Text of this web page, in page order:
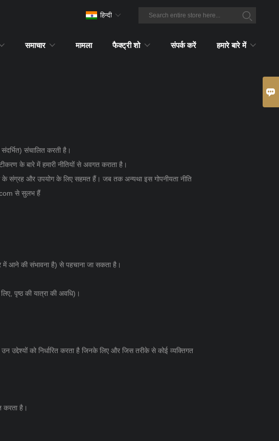
समाचार मामला फैक्ट्री शो संपर्क करें हमारे बारे में
हिन्दी
संचालित करती है।
के बारे में हमारी नीतियों से अवगत कराता है।
संग्रह और उपयोग के लिए सहमत हैं। जब तक अन्यथा इस गोपनीयता नीति
से सुलभ हैं
में आने की संभावना है) से पहचाना जा सकता है।
पृष्ठ की यात्रा की अवधि)।
को निर्धारित करता है जिनके लिए और जिस तरीके से कोई व्यक्तिगत
करता है।
